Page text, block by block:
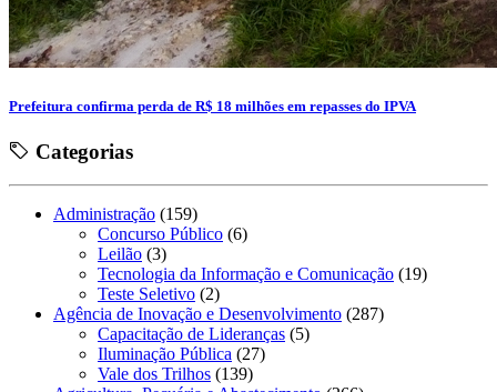
Prefeitura confirma perda de R$ 18 milhões em repasses do IPVA
Categorias
Administração (159)
Concurso Público (6)
Leilão (3)
Tecnologia da Informação e Comunicação (19)
Teste Seletivo (2)
Agência de Inovação e Desenvolvimento (287)
Capacitação de Lideranças (5)
Iluminação Pública (27)
Vale dos Trilhos (139)